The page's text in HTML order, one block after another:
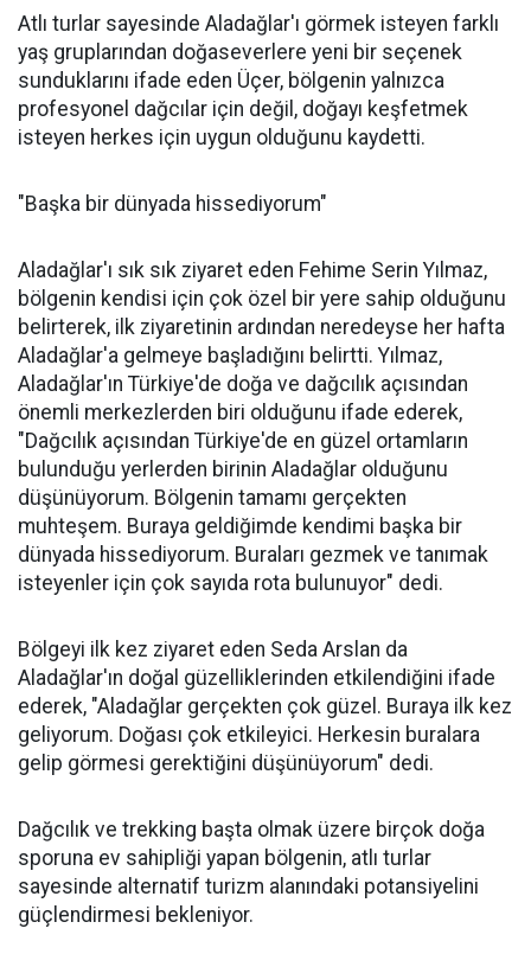
Atlı turlar sayesinde Aladağlar'ı görmek isteyen farklı
yaş gruplarından doğaseverlere yeni bir seçenek
sunduklarını ifade eden Üçer, bölgenin yalnızca
profesyonel dağcılar için değil, doğayı keşfetmek
isteyen herkes için uygun olduğunu kaydetti.
"Başka bir dünyada hissediyorum"
Aladağlar'ı sık sık ziyaret eden Fehime Serin Yılmaz,
bölgenin kendisi için çok özel bir yere sahip olduğunu
belirterek, ilk ziyaretinin ardından neredeyse her hafta
Aladağlar'a gelmeye başladığını belirtti. Yılmaz,
Aladağlar'ın Türkiye'de doğa ve dağcılık açısından
önemli merkezlerden biri olduğunu ifade ederek,
"Dağcılık açısından Türkiye'de en güzel ortamların
bulunduğu yerlerden birinin Aladağlar olduğunu
düşünüyorum. Bölgenin tamamı gerçekten
muhteşem. Buraya geldiğimde kendimi başka bir
dünyada hissediyorum. Buraları gezmek ve tanımak
isteyenler için çok sayıda rota bulunuyor" dedi.
Bölgeyi ilk kez ziyaret eden Seda Arslan da
Aladağlar'ın doğal güzelliklerinden etkilendiğini ifade
ederek, "Aladağlar gerçekten çok güzel. Buraya ilk kez
geliyorum. Doğası çok etkileyici. Herkesin buralara
gelip görmesi gerektiğini düşünüyorum" dedi.
Dağcılık ve trekking başta olmak üzere birçok doğa
sporuna ev sahipliği yapan bölgenin, atlı turlar
sayesinde alternatif turizm alanındaki potansiyelini
güçlendirmesi bekleniyor.